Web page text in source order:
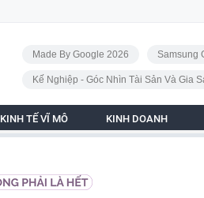
Made By Google 2026 Samsung
Kế Nghiệp - Góc Nhìn Tài Sản Và Gia
KINH TẾ VĨ MÔ KINH DOANH